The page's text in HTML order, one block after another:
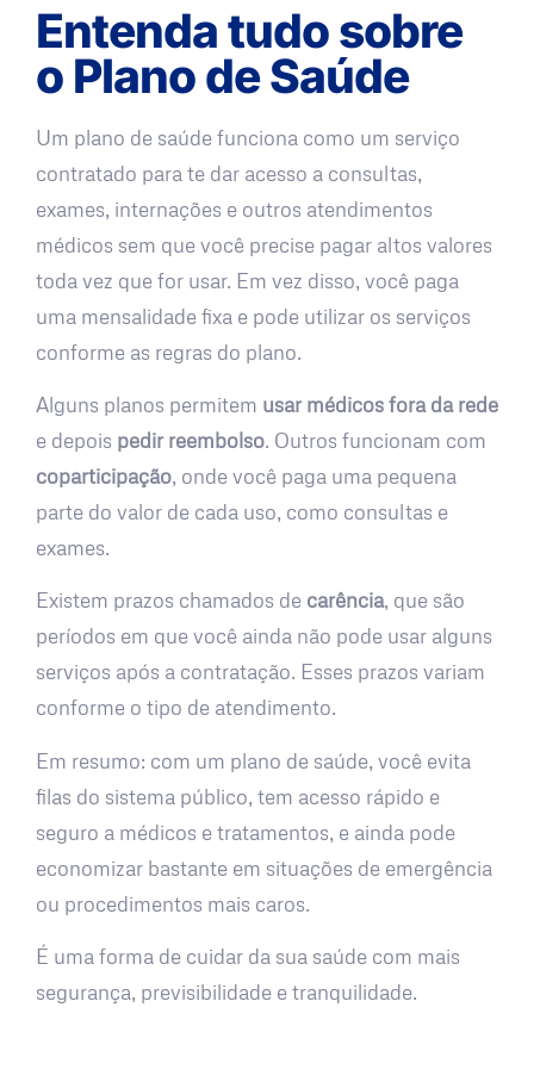
Entenda tudo sobre
o Plano de Saúde
Um plano de saúde funciona como um serviço
contratado para te dar acesso a consultas,
exames, internações e outros atendimentos
médicos sem que você precise pagar altos valores
toda vez que for usar. Em vez disso, você paga
uma mensalidade fixa e pode utilizar os serviços
conforme as regras do plano.
Alguns planos permitem usar médicos fora da rede
e depois pedir reembolso. Outros funcionam com
coparticipação, onde você paga uma pequena
parte do valor de cada uso, como consultas e
exames.
Existem prazos chamados de carência, que são
períodos em que você ainda não pode usar alguns
serviços após a contratação. Esses prazos variam
conforme o tipo de atendimento.
Em resumo: com um plano de saúde, você evita
filas do sistema público, tem acesso rápido e
seguro a médicos e tratamentos, e ainda pode
economizar bastante em situações de emergência
ou procedimentos mais caros.
É uma forma de cuidar da sua saúde com mais
segurança, previsibilidade e tranquilidade.